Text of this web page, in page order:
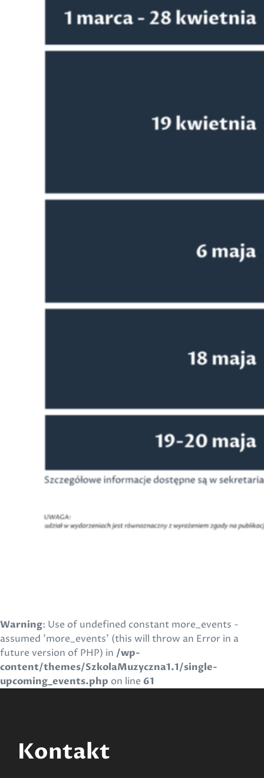
Warning: Use of undefined constant more_events -
assumed 'more_events' (this will throw an Error in a
future version of PHP) in /wp-
content/themes/SzkolaMuzyczna1.1/single-
upcoming_events.php on line 61
Kontakt